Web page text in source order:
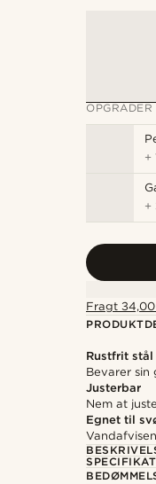
OPGRADER
+
+
Fragt
Rustfrit stål
Bevarer sin
Justerbar
Nem at
Egnet til